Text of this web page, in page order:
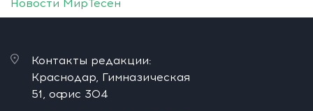
Новости МирТесен
Контакты редакции:
Краснодар, Гимназическая
51, офис 304